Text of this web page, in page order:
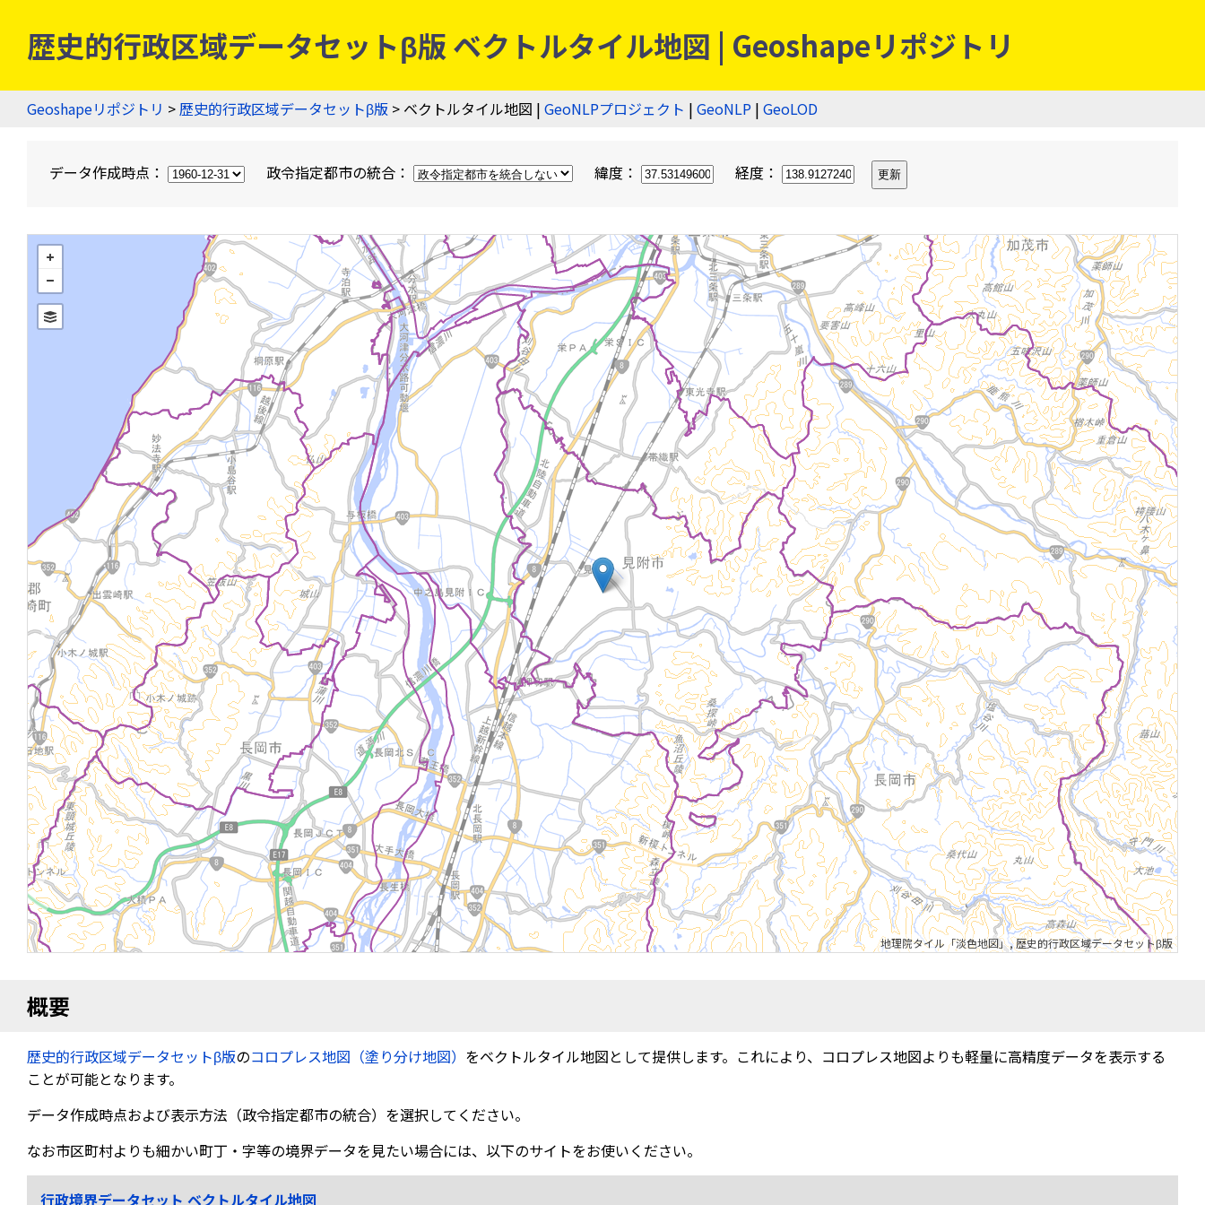
歴史的行政区域データセットβ版 ベクトルタイル地図 | Geoshapeリポジトリ
Geoshapeリポジトリ >歴史的行政区域データセットβ版 > ベクトルタイル地図 | GeoNLPプロジェクト | GeoNLP | GeoLOD
データ作成時点： 政令指定都市の統合： 緯度： 経度：
地理院タイル「淡色地図」,歴史的行政区域データセットβ版
概要
歴史的行政区域データセットβ版のコロプレス地図（塗り分け地図） をベクトルタイル地図として提供します。これにより、コロプレス地図よりも軽量に高精度データを表示する
ことが可能となります。
データ作成時点および表示方法（政令指定都市の統合）を選択してください。
なお市区町村よりも細かい町丁・字等の境界データを見たい場合には、以下のサイトをお使いください。
行政境界データセット ベクトルタイル地図